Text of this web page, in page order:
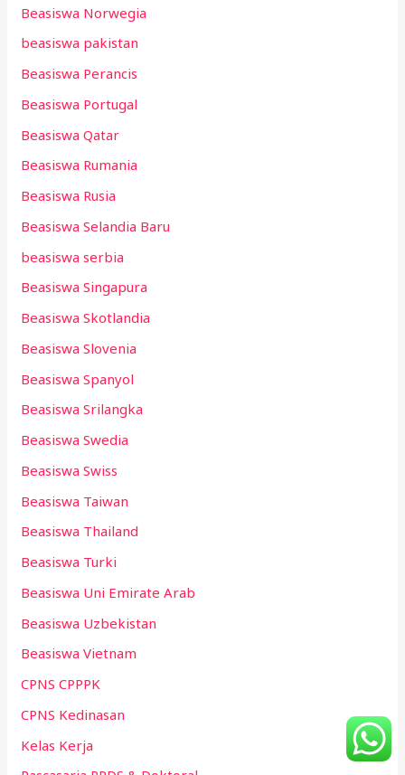
Beasiswa Norwegia
beasiswa pakistan
Beasiswa Perancis
Beasiswa Portugal
Beasiswa Qatar
Beasiswa Rumania
Beasiswa Rusia
Beasiswa Selandia Baru
beasiswa serbia
Beasiswa Singapura
Beasiswa Skotlandia
Beasiswa Slovenia
Beasiswa Spanyol
Beasiswa Srilangka
Beasiswa Swedia
Beasiswa Swiss
Beasiswa Taiwan
Beasiswa Thailand
Beasiswa Turki
Beasiswa Uni Emirate Arab
Beasiswa Uzbekistan
Beasiswa Vietnam
CPNS CPPPK
CPNS Kedinasan
Kelas Kerja